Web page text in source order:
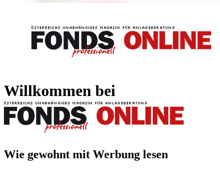
Willkommen bei
Wie gewohnt mit Werbung lesen